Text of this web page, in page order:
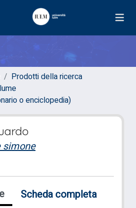
Prodotti della ricerca
o enciclopedia)
simone
Scheda completa